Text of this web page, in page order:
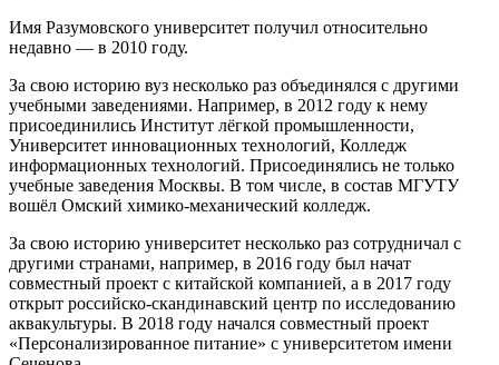
Имя Разумовского университет получил относительно
недавно — в 2010 году.
За свою историю вуз несколько раз объединялся с другими
учебными заведениями. Например, в 2012 году к нему
присоединились Институт лёгкой промышленности,
Университет инновационных технологий, Колледж
информационных технологий. Присоединялись не только
учебные заведения Москвы. В том числе, в состав МГУТУ
вошёл Омский химико-механический колледж.
За свою историю университет несколько раз сотрудничал с
другими странами, например, в 2016 году был начат
совместный проект с китайской компанией, а в 2017 году
открыт российско-скандинавский центр по исследованию
аквакультуры. В 2018 году начался совместный проект
«Персонализированное питание» с университетом имени